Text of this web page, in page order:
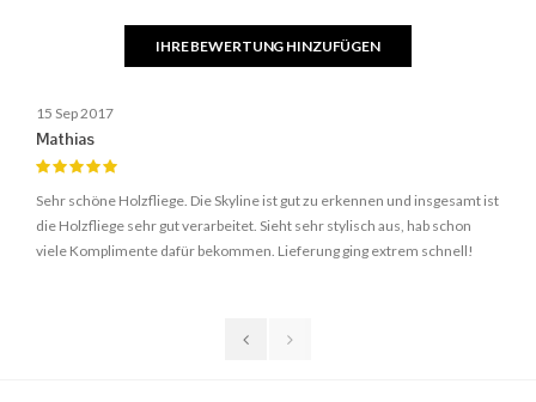
IHRE BEWERTUNG HINZUFÜGEN
15 Sep 2017
Mathias
Sehr schöne Holzfliege. Die Skyline ist gut zu erkennen und insgesamt ist
die Holzfliege sehr gut verarbeitet. Sieht sehr stylisch aus, hab schon
viele Komplimente dafür bekommen. Lieferung ging extrem schnell!